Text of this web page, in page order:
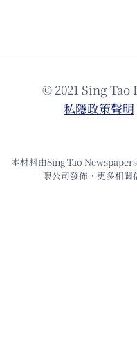
© 2021 Sing
私隱政策聲明
本材料由Sing Tao
限公司發佈，更多相關